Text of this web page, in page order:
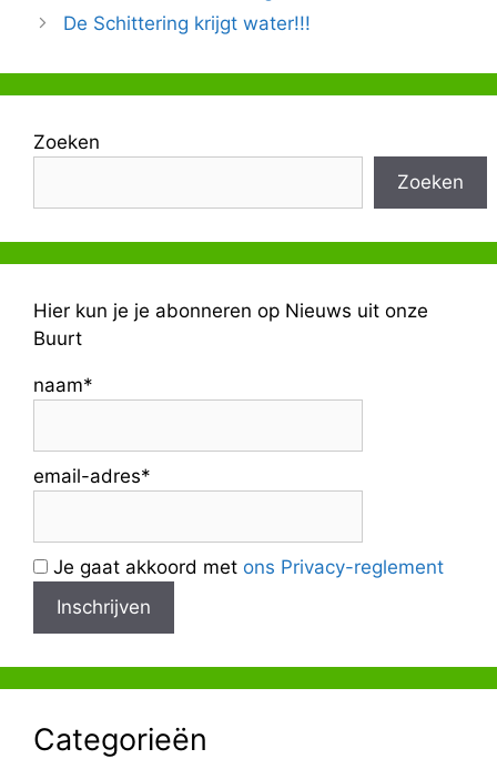
De Schittering krijgt water!!!
Zoeken
Zoeken
Hier kun je je abonneren op Nieuws uit onze
Buurt
naam*
email-adres*
Je gaat akkoord met ons Privacy-reglement
Categorieën